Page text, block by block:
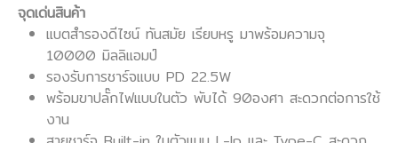
จุดเด่นสินค้า
แบตสำรองดีไซน์ ทันสมัย เรียบหรู มาพร้อมความจุ
10000 มิลลิแอมป์
รองรับการชาร์จแบบ PD 22.5W
พร้อมขาปลั๊กไฟแบบในตัว พับได้ 90องศา สะดวกต่อการใช้
งาน